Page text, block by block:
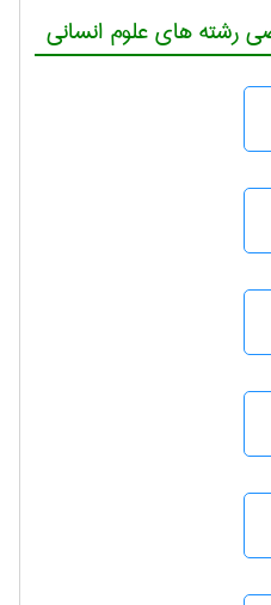
های علوم انسانی